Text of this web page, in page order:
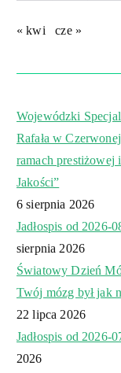
« kwi cze »
Wojewódzki
Rafała w
ramach prestiżowej
Jakości”
6 sierpnia 2026
Jadłospis od 2026-
sierpnia 2026
Światowy Dzień
Twój mózg był jak
22 lipca 2026
Jadłospis od 2026-
2026